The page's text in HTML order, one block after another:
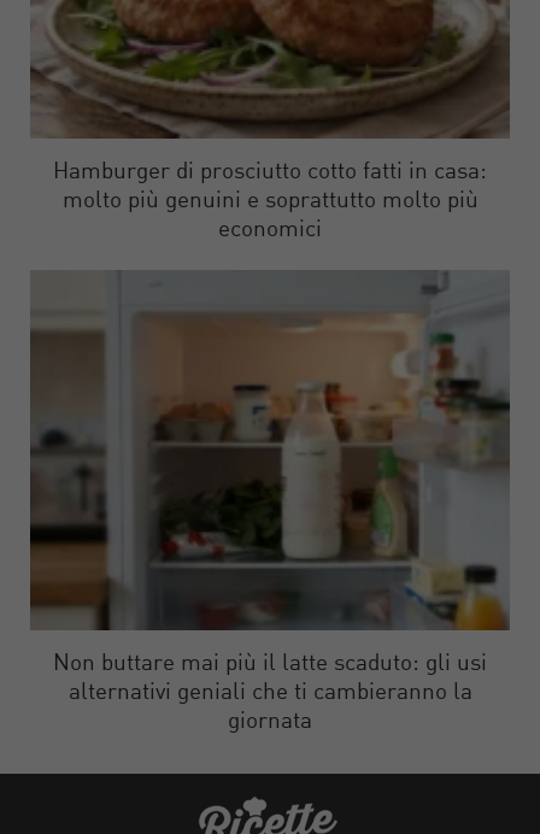
Hamburger di prosciutto cotto fatti in casa:
molto più genuini e soprattutto molto più
economici
Non buttare mai più il latte scaduto: gli usi
alternativi geniali che ti cambieranno la
giornata